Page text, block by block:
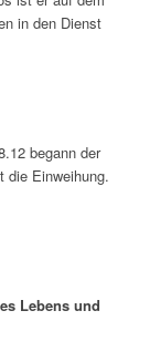
in den Dienst
begann der
die Einweihung.
Lebens und